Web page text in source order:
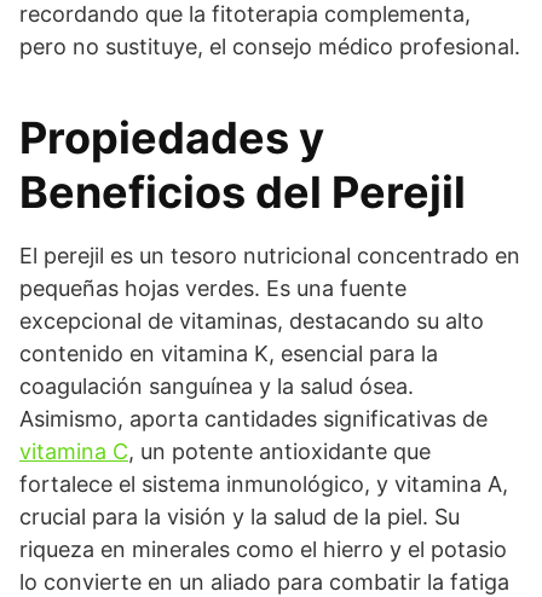
recordando que la fitoterapia complementa,
pero no sustituye, el consejo médico profesional.
Propiedades y
Beneficios del Perejil
El perejil es un tesoro nutricional concentrado en
pequeñas hojas verdes. Es una fuente
excepcional de vitaminas, destacando su alto
contenido en vitamina K, esencial para la
coagulación sanguínea y la salud ósea.
Asimismo, aporta cantidades significativas de
vitamina C, un potente antioxidante que
fortalece el sistema inmunológico, y vitamina A,
crucial para la visión y la salud de la piel. Su
riqueza en minerales como el hierro y el potasio
lo convierte en un aliado para combatir la fatiga